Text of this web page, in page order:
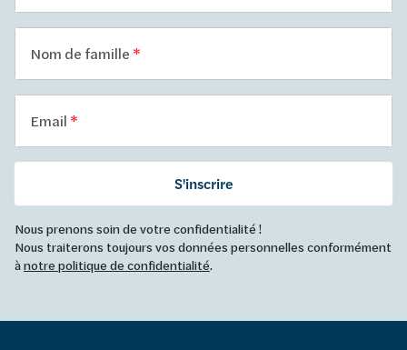
Nom de famille
Email
S'inscrire
Nous prenons soin de votre confidentialité !
Nous traiterons toujours vos données personnelles conformément
ànotre politique de confidentialité.